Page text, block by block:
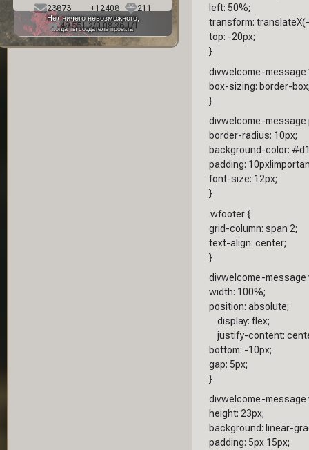
Нет ничего невозможного,
когда ты создатель проекта
23873 +12408
211
49 551,2/0 08.26,1/1
left: 50%;
transform:
top: -20px;
}
div.welcome-message
box-sizing: border-
}
div.welcome-message
border-radius: 10px;
background-color:
padding:
font-size: 12px;
}
.wfooter {
grid-column: span 2;
text-align: center;
}
div.welcome-message
width: 100%;
position: absolute;
display: flex;
justify-content:
bottom: -10px;
gap: 5px;
}
div.welcome-message
height: 23px;
background: linear-
padding: 5px 15px;